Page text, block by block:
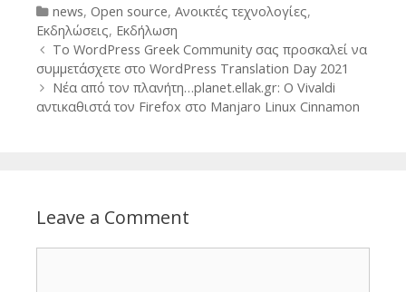
Categories
news, Open source, Ανοικτές τεχνολογίες,
Εκδηλώσεις, Εκδήλωση
Post
navigation
Το WordPress Greek Community σας προσκαλεί να
συμμετάσχετε στο WordPress Translation Day 2021
Νέα από τον πλανήτη…planet.ellak.gr: Ο Vivaldi
αντικαθιστά τον Firefox στο Manjaro Linux Cinnamon
Leave a Comment